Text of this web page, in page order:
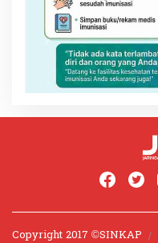
Copyright 2017 ©️SINKAP